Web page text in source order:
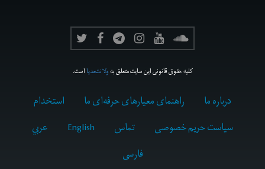
کلیه حقوق قانونی این سایت متعلق بهولانت‌مدیااست.
درباره ما راهنمای معیارهای حرفه‌ای ما
استخدام
سیاست حریم خصوصی
تماس English
عربي
فارسى